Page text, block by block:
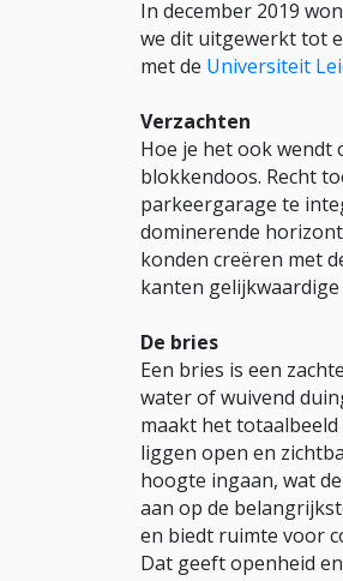
In december 2019
we dit uitgewerkt tot
met de Universiteit
Verzachten
Hoe je het ook wendt
blokkendoos. Recht
parkeergarage te
dominerende
konden creëren met
kanten gelijkwaardige
De bries
Een bries is een
water of wuivend
maakt het
liggen open en
hoogte ingaan, wat
aan op de
en biedt ruimte voor
Dat geeft openheid